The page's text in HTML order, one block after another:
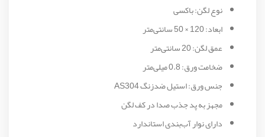
نوع لگن: باکسی
ابعاد: 120 × 50 سانتی‌متر
عمق لگن: 20 سانتی‌متر
ضخامت ورق: 0.8 میلی‌متر
جنس ورق: استیل ضدزنگ AS304
مجهز به پد جذب صدا در کف لگن
دارای نوار آب‌بندی استاندارد